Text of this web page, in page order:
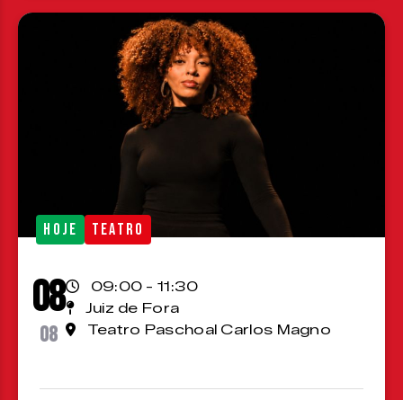
HOJE TEATRO
08
08
09:00 - 11:30
Juiz de Fora
Teatro Paschoal Carlos Magno